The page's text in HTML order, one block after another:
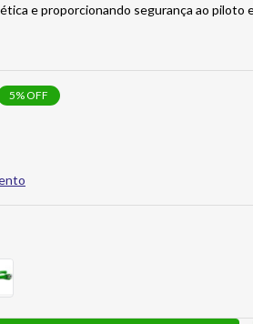
e proporcionando segurança ao piloto
5% OFF